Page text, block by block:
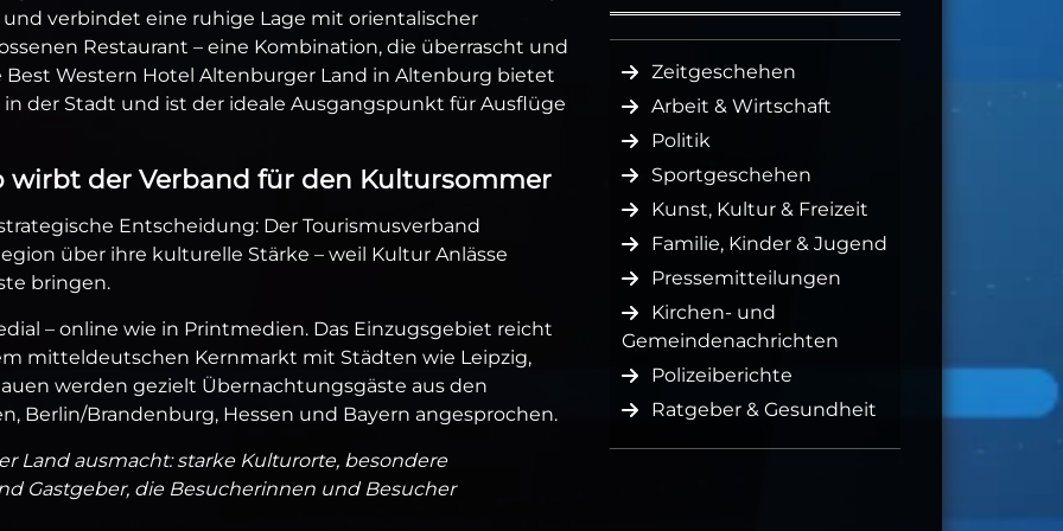
verbindet eine ruhige Lage mit orientalischer
Restaurant – eine Kombination, die überrascht und
Western Hotel Altenburger Land in Altenburg bietet
der Stadt und ist der ideale Ausgangspunkt für Ausflüge
wirbt der Verband für den Kultursommer
Entscheidung: Der Tourismusverband
über ihre kulturelle Stärke – weil Kultur Anlässe
bringen.
– online wie in Printmedien. Das Einzugsgebiet reicht
mitteldeutschen Kernmarkt mit Städten wie Leipzig,
werden gezielt Übernachtungsgäste aus den
Berlin/Brandenburg, Hessen und Bayern angesprochen.
Land ausmacht: starke Kulturorte, besondere
Gastgeber, die Besucherinnen und Besucher
Zeitgeschehen
Arbeit & Wirtschaft
Politik
Sportgeschehen
Kunst, Kultur & Freizeit
Familie, Kinder & Jugend
Pressemitteilungen
Kirchen- und
Gemeindenachrichten
Polizeiberichte
Ratgeber & Gesundheit